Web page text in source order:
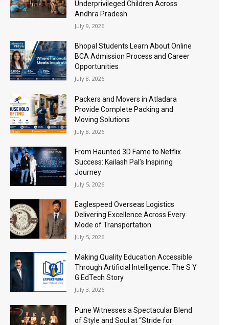
Underprivileged Children Across
Andhra Pradesh
July 9, 2026
Bhopal Students Learn About Online
BCA Admission Process and Career
Opportunities
July 8, 2026
Packers and Movers in Atladara
Provide Complete Packing and
Moving Solutions
July 8, 2026
From Haunted 3D Fame to Netflix
Success: Kailash Pal’s Inspiring
Journey
July 5, 2026
Eaglespeed Overseas Logistics
Delivering Excellence Across Every
Mode of Transportation
July 5, 2026
Making Quality Education Accessible
Through Artificial Intelligence: The S Y
G EdTech Story
July 3, 2026
Pune Witnesses a Spectacular Blend
of Style and Soul at “Stride for